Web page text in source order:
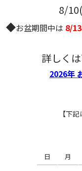
8/
◆お盆期間中は 8/
詳しく
2026年
【下
日 月